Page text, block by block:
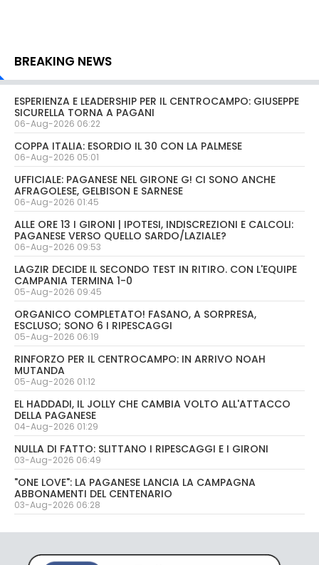
BREAKING NEWS
ESPERIENZA E LEADERSHIP PER IL CENTROCAMPO: GIUSEPPE
SICURELLA TORNA A PAGANI
06-Aug-2026 06:22
COPPA ITALIA: ESORDIO IL 30 CON LA PALMESE
06-Aug-2026 05:01
UFFICIALE: PAGANESE NEL GIRONE G! CI SONO ANCHE
AFRAGOLESE, GELBISON E SARNESE
06-Aug-2026 01:45
ALLE ORE 13 I GIRONI | IPOTESI, INDISCREZIONI E CALCOLI:
PAGANESE VERSO QUELLO SARDO/LAZIALE?
06-Aug-2026 09:53
LAGZIR DECIDE IL SECONDO TEST IN RITIRO. CON L'EQUIPE
CAMPANIA TERMINA 1-0
05-Aug-2026 09:45
ORGANICO COMPLETATO! FASANO, A SORPRESA,
ESCLUSO; SONO 6 I RIPESCAGGI
05-Aug-2026 06:19
RINFORZO PER IL CENTROCAMPO: IN ARRIVO NOAH
MUTANDA
05-Aug-2026 01:12
EL HADDADI, IL JOLLY CHE CAMBIA VOLTO ALL'ATTACCO
DELLA PAGANESE
04-Aug-2026 01:29
NULLA DI FATTO: SLITTANO I RIPESCAGGI E I GIRONI
03-Aug-2026 06:49
"ONE LOVE": LA PAGANESE LANCIA LA CAMPAGNA
ABBONAMENTI DEL CENTENARIO
03-Aug-2026 06:28